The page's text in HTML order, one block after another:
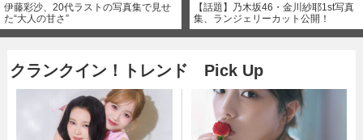
伊藤彩沙、20代ラストの写真集で見せ
た“大人の甘さ”
【話題】乃木坂46・金川紗耶1st写真
集、ランジェリーカット公開！
クランクイン！トレンド Pick Up